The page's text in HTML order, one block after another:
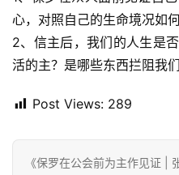
心，对照自己的生命境况如何
2、信主后，我们的人生是
活的主？是哪些东西拦阻我
Post Views: 289
《保罗在公会前为主作见证 |